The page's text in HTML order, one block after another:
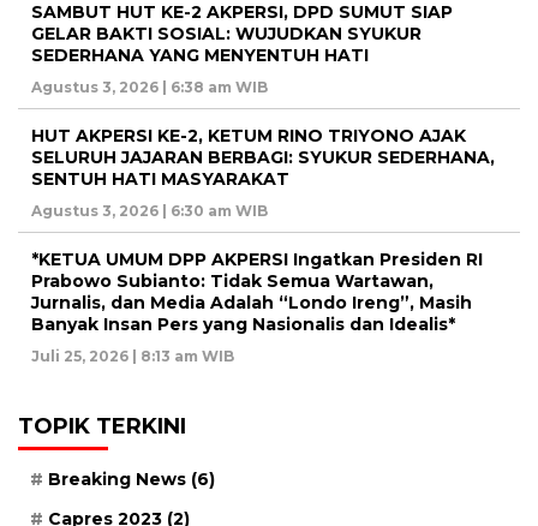
SAMBUT HUT KE-2 AKPERSI, DPD SUMUT SIAP
GELAR BAKTI SOSIAL: WUJUDKAN SYUKUR
SEDERHANA YANG MENYENTUH HATI
Agustus 3, 2026 | 6:38 am WIB
HUT AKPERSI KE-2, KETUM RINO TRIYONO AJAK
SELURUH JAJARAN BERBAGI: SYUKUR SEDERHANA,
SENTUH HATI MASYARAKAT
Agustus 3, 2026 | 6:30 am WIB
*KETUA UMUM DPP AKPERSI Ingatkan Presiden RI
Prabowo Subianto: Tidak Semua Wartawan,
Jurnalis, dan Media Adalah “Londo Ireng”, Masih
Banyak Insan Pers yang Nasionalis dan Idealis*
Juli 25, 2026 | 8:13 am WIB
TOPIK TERKINI
Breaking News (6)
Capres 2023 (2)